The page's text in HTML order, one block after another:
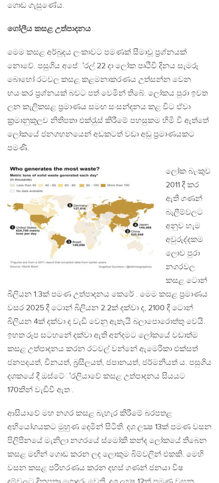
ගොඩ ගැසුණේය.
ගෝලීය කසළ උත්පාදනය
මෙම කසළ අර්බුදය ලංකාවට පමණක් සීමාවූ ප‍්‍රශ්නයක්
නොවේ. පසුගිය අපේ‍්‍රල් 22 දා ලෝක පෘථිවි දිනය සැමරූ
බොහෝ රටවල කසළ කළමනාකරණය උත්සන්න වෙන
භයංකර ප‍්‍රශ්නයක් බවට පත් වෙමින් තිබේ. ලෝකය පුරා ඉවත
ලන කැලිකසළ ප‍්‍රමාණය සමඟ සංසන්දනය කළ විට ඒවා
ක‍්‍රමානුකූලව නිතිපතා එක්රැුස් කිරීමේ පහසුකම හිමි වී ඇත්තේ
ලෝකයේ ජනගහනයෙන් අඩකටත් වඩා අඩු ප‍්‍රමාණයකට
පමණි.
ලෝක බැංකුව
2011 දී කර
ඇති ගණන්
බැලීම්වලට
අනුව හැම
අවුරුද්දකම
ලොව පුරා
නගරවල
කසළ ටොන්
බිලියන 1.3ක් පමණ උත්පාදනය කෙරේ . මෙම කසළ ප‍්‍රමාණය
වසර 2025 දී ටොන් බිලියන 2.2ක් දක්වා ද, 2100 දී ටොන්
බිලියන 4ක් දක්වා ද වැඩි වෙනු ඇතැයි බලාපොරොත්තු වෙයි.
ඉහත රූප සටහනේ දක්වා ඇති අන්දමට ලෝකයේ වඩාත්ම
කසළ උත්පාදනය කරන රටවල් වන්නේ ඇමෙරිකා එක්සත්
ජනපදයත්, චීනයත්, බ‍්‍රසීලයත්, ජපානයත්, ජර්මනියත් ය. පසුගිය
දශකයේ දී ඔස්ටේ‍්‍රලියාවේ කසළ උත්පාදනය සියයට
170කින් වැඩිවී ඇත .
ආසියාවේ මහ නගර කසළ බැහැර කිරීමේ බරපතළ
අභියෝගයකට මුහුණ දෙමින් සිටිති. දශ ලක්‍ෂ 13ක් පමණ වසන
පිලිපීනයේ මැනිලා නගරයේ ස්මෝකි කන්ද ලෝකයේ තිබෙන
කසළ මඟින් ගොඩ කරන ලද ලොකුම බිම්වලින් එකකි. මෙහි
වසන කසළ පරිහරණය කරන දහස් ගණන් ජනයා විෂ